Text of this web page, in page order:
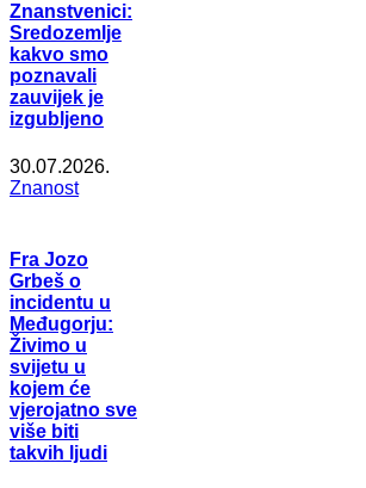
Znanstvenici:
Sredozemlje
kakvo smo
poznavali
zauvijek je
izgubljeno
30.07.2026.
Znanost
Fra Jozo
Grbeš o
incidentu u
Međugorju:
Živimo u
svijetu u
kojem će
vjerojatno sve
više biti
takvih ljudi